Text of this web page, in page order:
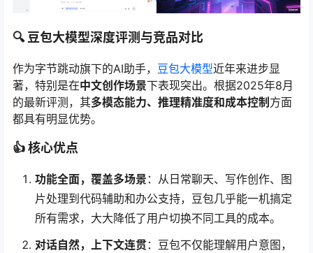
🔍 豆包大模型深度评测与竞品对比
作为字节跳动旗下的AI助手， 豆包大模型近年来进步显
著，特别是在中文创作场景下表现突出。根据2025年8月
的最新评测，其多模态能力、推理精准度和成本控制 方面
都具有明显优势。
👍 核心优点
功能全面，覆盖多场景 ：从日常聊天、写作创作、图
片处理到代码辅助和办公支持，豆包几乎能一机搞定
所有需求，大大降低了用户切换不同工具的成本。
对话自然，上下文连贯：豆包不仅能理解用户意图，